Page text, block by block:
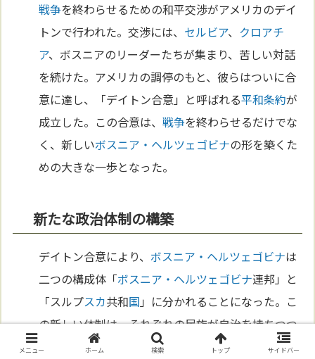
戦争を終わらせるための和平交渉がアメリカのデイ
トンで行われた。交渉には、 セルビア、 クロアチ
ア、ボスニアのリーダーたちが集まり、苦しい対話
を続けた。アメリカの調停のもと、彼らはついに合
意に達し、「デイトン合意」と呼ばれる平和条約が
成立した。この合意は、戦争を終わらせるだけでな
く、新しいボスニア・ヘルツェゴビナの形を築くた
めの大きな一歩となった。
新たな政治体制の構築
デイトン合意により、 ボスニア・ヘルツェゴビナは
二つの構成体「ボスニア・ヘルツェゴビナ連邦」と
「スルプスカ共和国 」に分かれることになった。こ
の新しい体制は、それぞれの民族が自治を持ちつつ
も、一つの国 として協力する形を目指していた。サ
メニュー ホーム 検索 トップ サイドバー